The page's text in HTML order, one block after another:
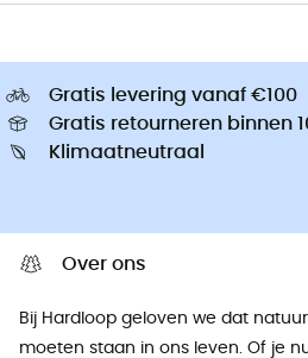
Gratis levering vanaf €100
Gratis retourneren binnen
Klimaatneutraal
Over ons
Bij Hardloop geloven we dat
moeten staan ​​in ons leven. Of je